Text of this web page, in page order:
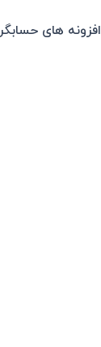
افزونه های حسابگر